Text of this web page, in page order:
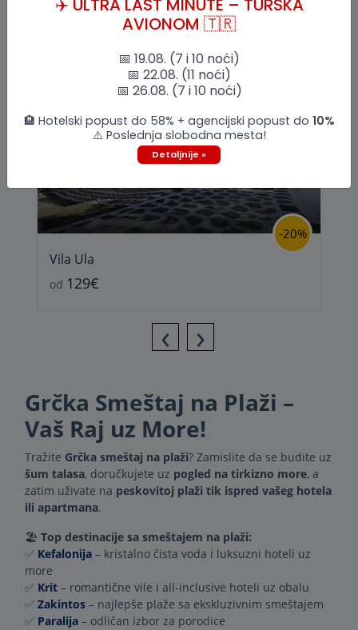
ponude za hotelski smeštaj, apartmane i vile
Vila Ula
-20%
od 129€
‹ ›
Grčka Smeštaj na Plaži –
Vaš Raj uz More!
Tražite Grčka smeštaj na plaži? Zamislite da se budite uz
šum talasa, doručkujete uz pogled na tirkizno more, a
zatim uživate na peskovitoj plaži tik ispred vašeg hotela
ili apartmana.
🏖 Top destinacije sa smeštajem na plaži:
✅ Kefalonija – kristalno čista voda i luksuzni hoteli uz
more
✅ Krit – romantične vile i all-inclusive hoteli uz obalu
✅ Zakintos – najlepše plaže sa ekskluzivnim smeštajem
✅ Paralija – odličan izbor za porodice
✈️ ULTRA LAST MINUTE – TURSKA
AVIONOM 🇹🇷
📅 19.08. (7 i 10 noći)
📅 22.08. (11 noći)
📅 26.08. (7 i 10 noći)
🏨 Hotelski popust do 58% + agencijski popust do 10%
⚠️ Poslednja slobodna mesta!
Detaljnije »